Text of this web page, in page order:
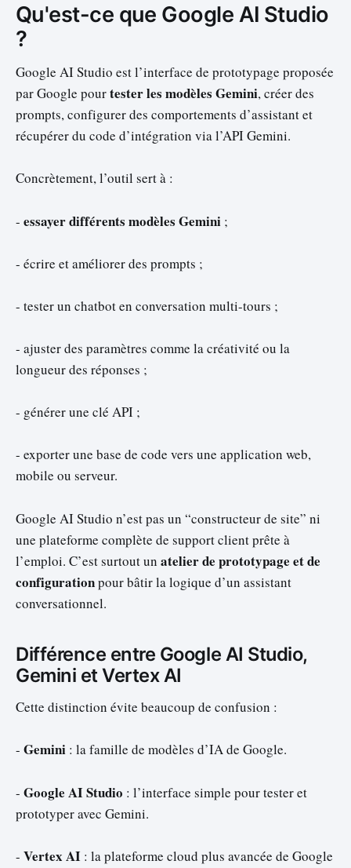
Qu'est-ce que Google AI Studio
?
Google AI Studio est l’interface de prototypage proposée
par Google pourtester les modèles Gemini, créer des
prompts, configurer des comportements d’assistant et
récupérer du code d’intégration via l’API Gemini.
Concrètement, l’outil sert à :
- essayer différents modèles Gemini ;
- écrire et améliorer des prompts ;
- tester un chatbot en conversation multi-tours ;
- ajuster des paramètres comme la créativité ou la
longueur des réponses ;
- générer une clé API ;
- exporter une base de code vers une application web,
mobile ou serveur.
Google AI Studio n’est pas un “constructeur de site” ni
une plateforme complète de support client prête à
l’emploi. C’est surtout un atelier de prototypage et de
configurationpour bâtir la logique d’un assistant
conversationnel.
Différence entre Google AI Studio,
Gemini et Vertex AI
Cette distinction évite beaucoup de confusion :
- Gemini : la famille de modèles d’IA de Google.
- Google AI Studio : l’interface simple pour tester et
prototyper avec Gemini.
- Vertex AI : la plateforme cloud plus avancée de Google